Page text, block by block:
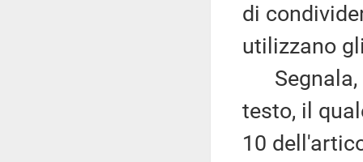
di
utilizzano
Segnala,
testo, il
10